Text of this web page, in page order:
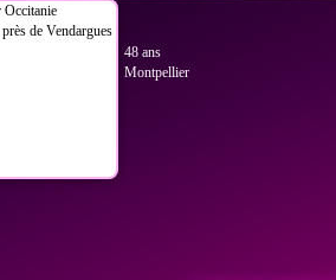
48 ans
Montpellier